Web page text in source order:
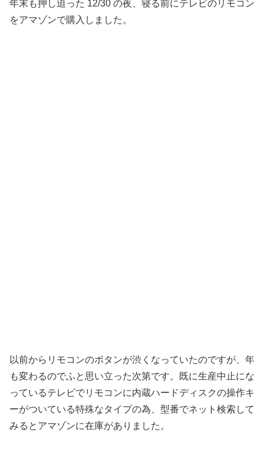
年末も押し迫った 12/30 の夜、寝る前にテレビのリモコン
をアマゾンで購入しました。
以前からリモコンのボタンが渋くなっていたのですが、年
も変わるのでふと思い立った次第です。既に生産中止にな
っているテレビでリモコンに内蔵ハードディスクの操作キ
ーがついている特殊なタイプの為、型番でネット検索して
みるとアマゾンに在庫がありました。